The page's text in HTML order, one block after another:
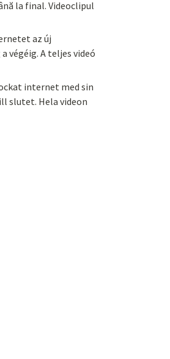
la final. Videoclipul
az új
végéig. A teljes videó
internet med sin
slutet. Hela videon